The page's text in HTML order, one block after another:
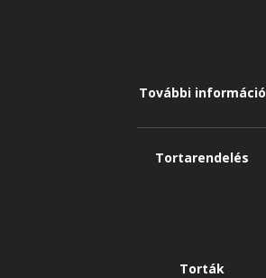
További információ
Tortarendelés
Torták